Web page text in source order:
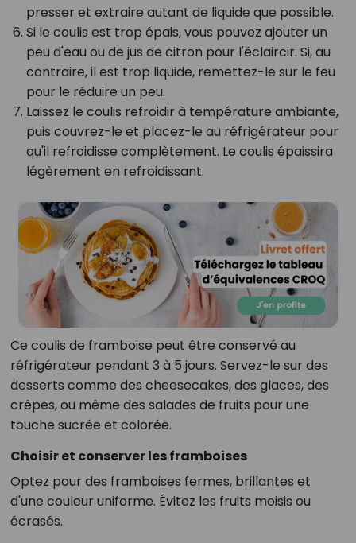
presser et extraire autant de liquide que possible.
Si le coulis est trop épais, vous pouvez ajouter un
peu d'eau ou de jus de citron pour l'éclaircir. Si, au
contraire, il est trop liquide, remettez-le sur le feu
pour le réduire un peu.
Laissez le coulis refroidir à température ambiante,
puis couvrez-le et placez-le au réfrigérateur pour
qu'il refroidisse complètement. Le coulis épaissira
légèrement en refroidissant.
Ce coulis de framboise peut être conservé au
réfrigérateur pendant 3 à 5 jours. Servez-le sur des
desserts comme des cheesecakes, des glaces, des
crêpes, ou même des salades de fruits pour une
touche sucrée et colorée.
Choisir et conserver les framboises
Optez pour des framboises fermes, brillantes et
d'une couleur uniforme. Évitez les fruits moisis ou
écrasés.